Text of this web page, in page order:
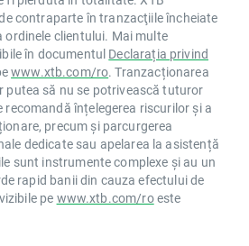
contraparte în tranzacţiile încheiate
ordinele clientului. Mai multe
în documentul Declarația privind
www.xtb.com/ro. Tranzacționarea
putea să nu se potrivească tuturor
recomandă înțelegerea riscurilor și a
precum și parcurgerea
dedicate sau apelarea la asistență
sunt instrumente complexe și au un
rapid banii din cauza efectului de
pe www.xtb.com/roeste